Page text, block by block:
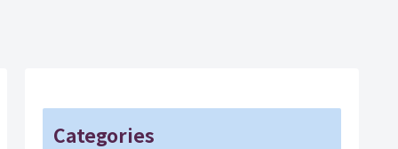
Categories